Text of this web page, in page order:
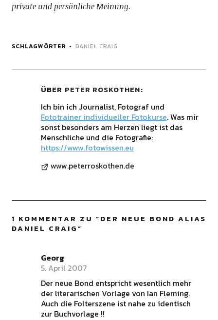
private und persönliche Meinung.
SCHLAGWÖRTER DANIEL CRAIG
ÜBER PETER ROSKOTHEN
Ich bin ich Journalist, Fotograf und
Fototrainer individueller Fotokurse. Was mir
sonst besonders am Herzen liegt ist das
Menschliche und die Fotografie:
https://www.fotowissen.eu
www.peterroskothen.de
1 KOMMENTAR ZU “DER NEUE BOND ALIAS
DANIEL CRAIG”
Georg
5. April 2007
Der neue Bond entspricht wesentlich mehr
der literarischen Vorlage von Ian Fleming.
Auch die Folterszene ist nahe zu identisch
zur Buchvorlage !!